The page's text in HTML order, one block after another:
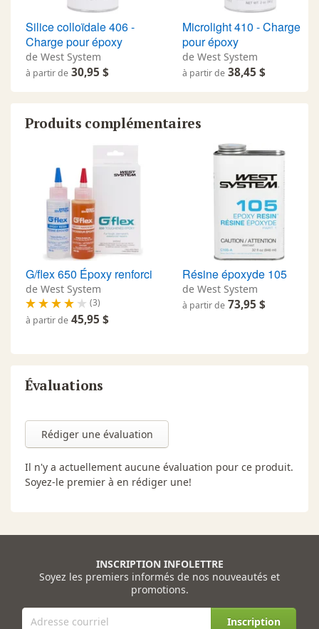
Silice colloïdale 406 -
Charge pour époxy
de West System
à partir de 30,95 $
Microlight 410 - Charge
pour époxy
de West System
à partir de 38,45 $
Produits complémentaires
G/flex 650 Époxy renforci
de West System
(3)
à partir de 45,95 $
Résine époxyde 105
de West System
à partir de 73,95 $
Évaluations
Rédiger une évaluation
Il n'y a actuellement aucune évaluation pour ce produit.
Soyez-le premier à en rédiger une!
INSCRIPTION INFOLETTRE
Soyez les premiers informés de nos nouveautés et
promotions.
Inscription